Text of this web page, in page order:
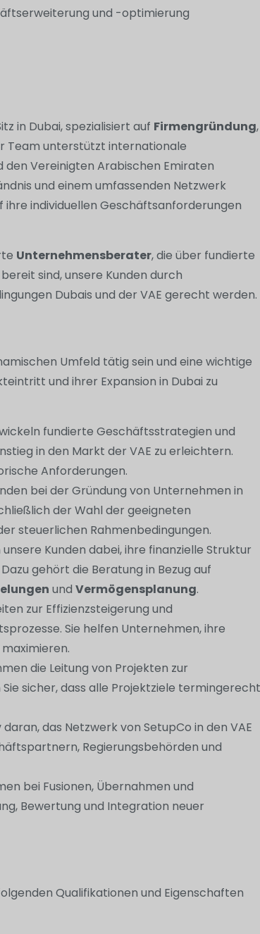
und -optimierung
in Dubai, spezialisiert auf Firmengründung,
Team unterstützt internationale
Vereinigten Arabischen Emiraten
und einem umfassenden Netzwerk
ihre individuellen Geschäftsanforderungen
Unternehmensberater, die über fundierte
sind, unsere Kunden durch
Dubais und der VAE gerecht werden.
Umfeld tätig sein und eine wichtige
und ihrer Expansion in Dubai zu
fundierte Geschäftsstrategien und
in den Markt der VAE zu erleichtern.
Anforderungen.
bei der Gründung von Unternehmen in
der Wahl der geeigneten
steuerlichen Rahmenbedingungen.
Kunden dabei, ihre finanzielle Struktur
gehört die Beratung in Bezug auf
und Vermögensplanung.
zur Effizienzsteigerung und
Sie helfen Unternehmen, ihre
die Leitung von Projekten zur
sicher, dass alle Projektziele termingerecht
das Netzwerk von SetupCo in den VAE
Regierungsbehörden und
bei Fusionen, Übernahmen und
Bewertung und Integration neuer
Qualifikationen und Eigenschaften